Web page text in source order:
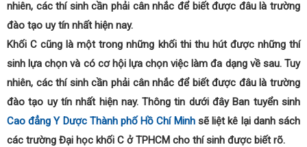
nhiên, các thí sinh cần phải cân nhắc để biết được đâu là trường
đào tạo uy tín nhất hiện nay.
Khối C cũng là một trong những khối thi thu hút được những thí
sinh lựa chọn và có cơ hội lựa chọn việc làm đa dạng về sau. Tuy
nhiên, các thí sinh cần phải cân nhắc để biết được đâu là trường
đào tạo uy tín nhất hiện nay. Thông tin dưới đây Ban tuyển sinh
Cao đẳng Y Dược Thành phố Hồ Chí Minhsẽ liệt kê lại danh sách
các trường Đại học khối C ở TPHCM cho thí sinh được biết rõ.